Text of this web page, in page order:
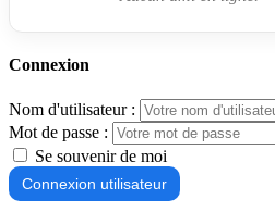
Connexion
Nom d'utilisateur :
Mot de passe :
Se souvenir de moi